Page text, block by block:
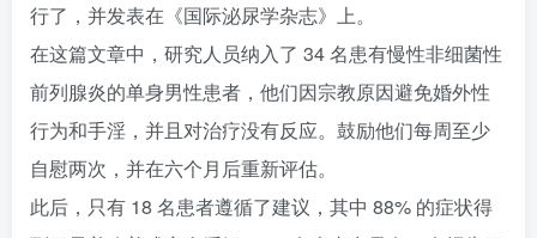
行了，并发表在《国际泌尿学杂志》上。
在这篇文章中，研究人员纳入了 34 名患有慢性非细菌性
前列腺炎的单身男性患者，他们因宗教原因避免婚外性
行为和手淫，并且对治疗没有反应。鼓励他们每周至少
自慰两次，并在六个月后重新评估。
此后，只有 18 名患者遵循了建议，其中 88% 的症状得